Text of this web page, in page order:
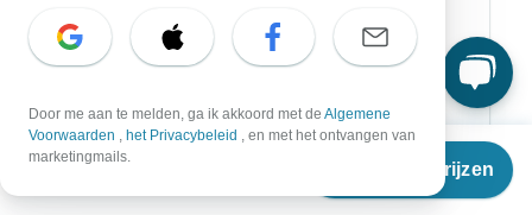
Vanaf €3.410
Reisdata & prijzen
Wandeltochten
Bus Rondreizen
Door me aan te melden, ga ik akkoord met de Algemene
Voorwaarden , het Privacybeleid , en met het ontvangen van
marketingmails.